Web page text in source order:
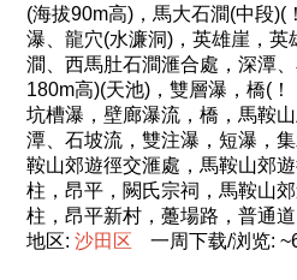
(海拔90m高)，馬大石澗(中段)(
瀑、龍穴(水濂洞)，英雄崖，英
澗、西馬肚石澗滙合處，深潭
180m高)(天池)，雙層瀑，橋(！
坑槽瀑，壁廊瀑流，橋，馬鞍
潭、石坡流，雙注瀑，短瀑，
鞍山郊遊徑交滙處，馬鞍山郊
柱，昂平，闕氏宗祠，馬鞍山
柱，昂平新村，躉場路，普通
地区:沙田 区 一周下载/浏览: